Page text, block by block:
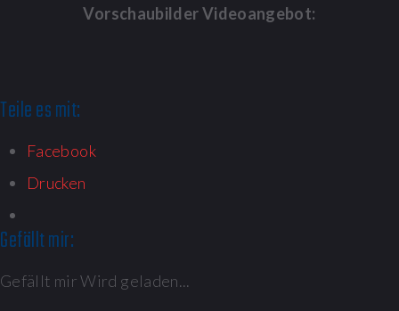
Vorschaubilder Videoangebot:
Teile es mit:
Facebook
Drucken
Gefällt mir:
Gefällt mirWird geladen...